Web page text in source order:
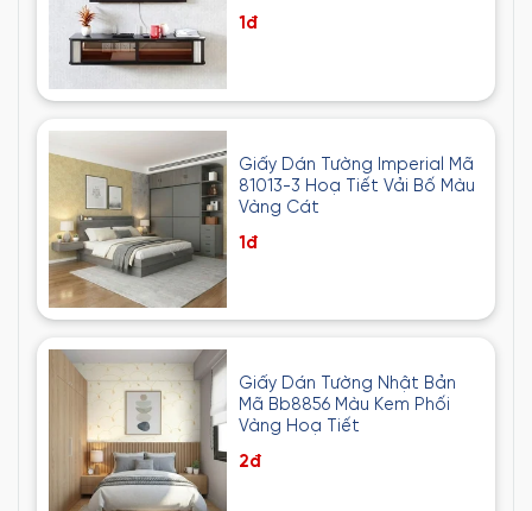
1đ
Giấy Dán Tường Imperial Mã
81013-3 Hoạ Tiết Vải Bố Màu
Vàng Cát
1đ
Giấy Dán Tường Nhật Bản
Mã Bb8856 Màu Kem Phối
Vàng Hoạ Tiết
2đ